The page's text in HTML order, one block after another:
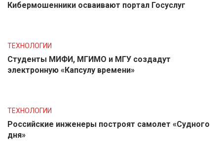
Кибермошенники осваивают портал Госуслуг
ТЕХНОЛОГИИ
Студенты МИФИ, МГИМО и МГУ создадут
электронную «Капсулу времени»
ТЕХНОЛОГИИ
Российские инженеры построят самолет «Судного
дня»